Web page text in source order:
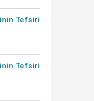
Tefsiri
Tefsiri